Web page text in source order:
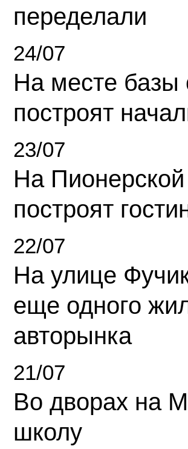
переделали
24/07
На месте базы
построят
23/07
На
построят
22/07
На улице
еще одного
авторынка
21/07
Во дворах на
школу